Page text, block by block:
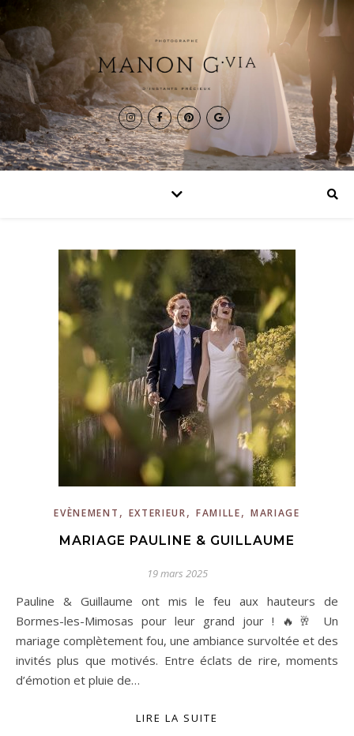
EVÈNEMENT , EXTERIEUR, FAMILLE, MARIAGE
MARIAGE PAULINE & GUILLAUME
19 mars 2025
Pauline & Guillaume ont mis le feu aux hauteurs de
Bormes-les-Mimosas pour leur grand jour ! 🔥🥂 Un
mariage complètement fou, une ambiance survoltée et des
invités plus que motivés. Entre éclats de rire, moments
d’émotion et pluie de…
LIRE LA SUITE